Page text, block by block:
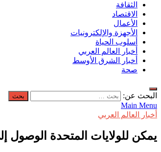
الثقافة
الاقتصاد
الأعمال
الأجهزة والإلكترونيات
أسلوب الحياة
أخبار العالم العربي
أخبار الشرق الأوسط
صحة
البحث عن:
Main Menu
أخبار العالم العربي
يمكن للولايات المتحدة الوصول